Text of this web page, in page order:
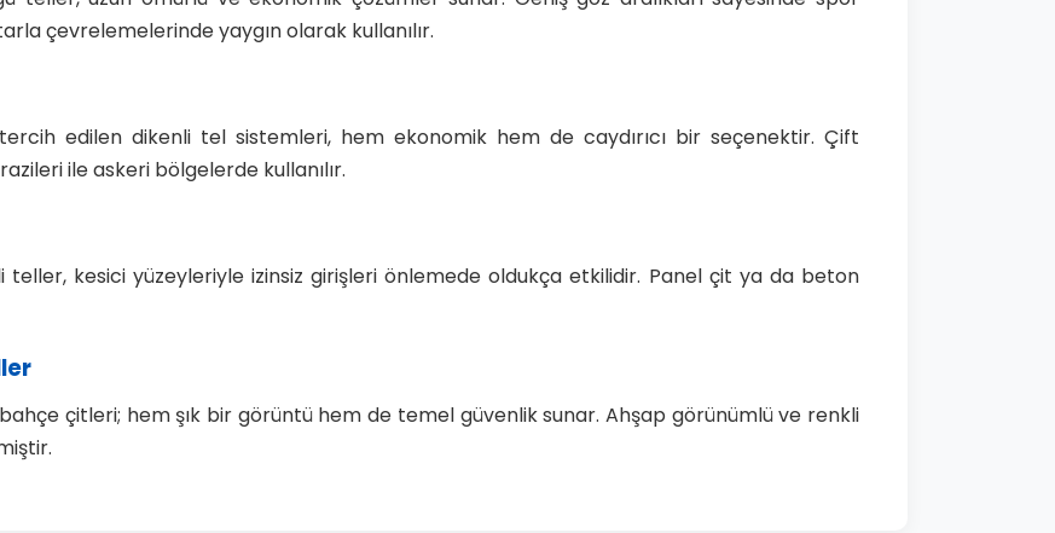
çevrelemelerinde yaygın olarak kullanılır.
edilen dikenli tel sistemleri, hem ekonomik hem de caydırıcı bir seçenektir. Çift
ile askeri bölgelerde kullanılır.
kesici yüzeyleriyle izinsiz girişleri önlemede oldukça etkilidir. Panel çit ya da beton
çitleri; hem şık bir görüntü hem de temel güvenlik sunar. Ahşap görünümlü ve renkli